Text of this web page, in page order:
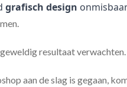
grafisch design
resultaat verwachten.
aan de slag is gegaan,